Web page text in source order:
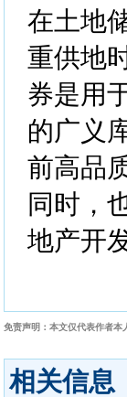
在土地
重供地
券是用
的广义
前高品
同时，
地产开
免责声明：本文仅代表作者本
相关信息